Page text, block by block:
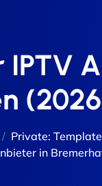
IPTV
Private:
in